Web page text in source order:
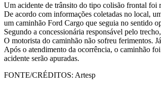
Um acidente de trânsito do tipo colisão frontal foi
De acordo com informações coletadas no local,
um caminhão Ford Cargo que seguia no sentido
Segundo a concessionária responsável pelo
O motorista do caminhão não sofreu ferimentos.
Após o atendimento da ocorrência, o caminhão
acidente serão apuradas.
FONTE/CRÉDITOS: Artesp